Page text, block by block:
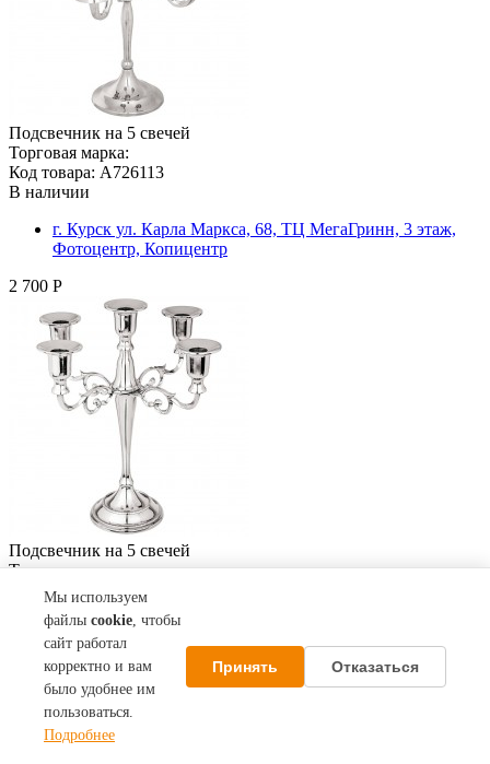
Подсвечник на 5 свечей
Торговая марка:
Код товара: A726113
В наличии
г. Курск ул. Карла Маркса, 68, ТЦ МегаГринн, 3 этаж,
Фотоцентр, Копицентр
2 700 Р
Подсвечник на 5 свечей
Торговая марка:
Код товара: A726121
г. Воронеж, ул. Дзержинского , д.16 Фотоцентр,
Копицентр
Мы используем
файлы cookie, чтобы
сайт работал
корректно и вам
было удобнее им
пользоваться.
Подробнее
Принять Отказаться